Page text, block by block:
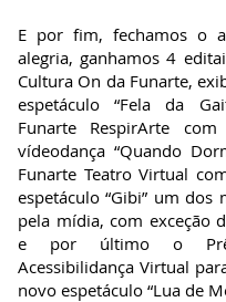
E por fim, fechamos o
alegria, ganhamos 4
Cultura On da Funarte,
espetáculo “Fela da
Funarte RespirArte
vídeodança “Quando
Funarte Teatro Virtual
espetáculo “Gibi” um dos
pela mídia, com exceção
e por último o
Acessibilidança Virtual
novo espetáculo “Lua de